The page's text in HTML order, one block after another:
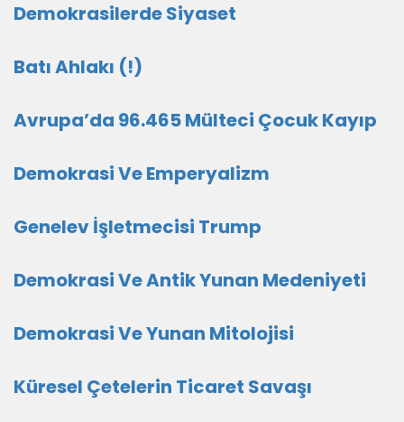
Demokrasilerde Siyaset
Batı Ahlakı (!)
Avrupa’da 96.465 Mülteci Çocuk Kayıp
Demokrasi Ve Emperyalizm
Genelev İşletmecisi Trump
Demokrasi Ve Antik Yunan Medeniyeti
Demokrasi Ve Yunan Mitolojisi
Küresel Çetelerin Ticaret Savaşı